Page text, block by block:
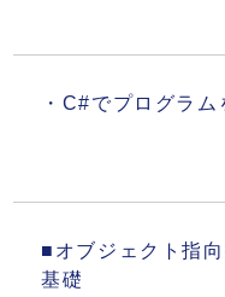
・C#でプログラ
■オブジェクト指
基礎